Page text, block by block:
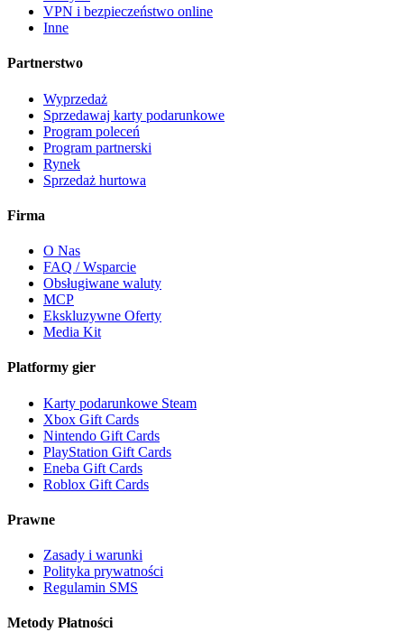
VPN i bezpieczeństwo online
Inne
Partnerstwo
Wyprzedaż
Sprzedawaj karty podarunkowe
Program poleceń
Program partnerski
Rynek
Sprzedaż hurtowa
Firma
O Nas
FAQ / Wsparcie
Obsługiwane waluty
MCP
Ekskluzywne Oferty
Media Kit
Platformy gier
Karty podarunkowe Steam
Xbox Gift Cards
Nintendo Gift Cards
PlayStation Gift Cards
Eneba Gift Cards
Roblox Gift Cards
Prawne
Zasady i warunki
Polityka prywatności
Regulamin SMS
Metody Płatności